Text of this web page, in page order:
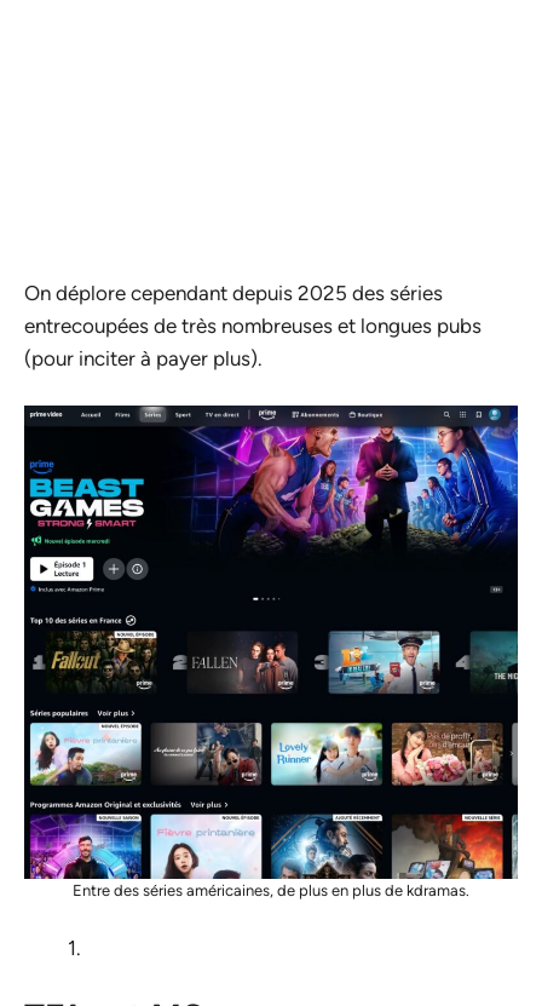
On déplore cependant depuis 2025 des séries
entrecoupées de très nombreuses et longues pubs
(pour inciter à payer plus).
Entre des séries américaines, de plus en plus de kdramas.